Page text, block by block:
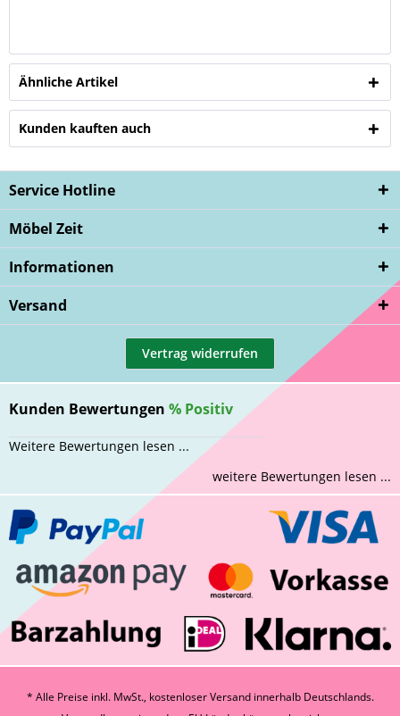
Ähnliche Artikel
Kunden kauften auch
Service Hotline
Möbel Zeit
Informationen
Versand
Vertrag widerrufen
Kunden Bewertungen % Positiv
Weitere Bewertungen lesen ...
weitere Bewertungen lesen ...
* Alle Preise inkl. MwSt., kostenloser Versand innerhalb Deutschlands.